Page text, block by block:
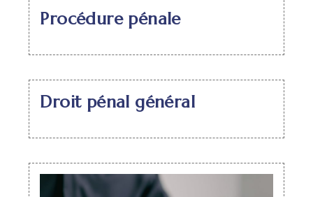
Procédure pénale
Droit pénal général